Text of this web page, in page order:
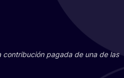
con­tri­bu­ción paga­da de una de las